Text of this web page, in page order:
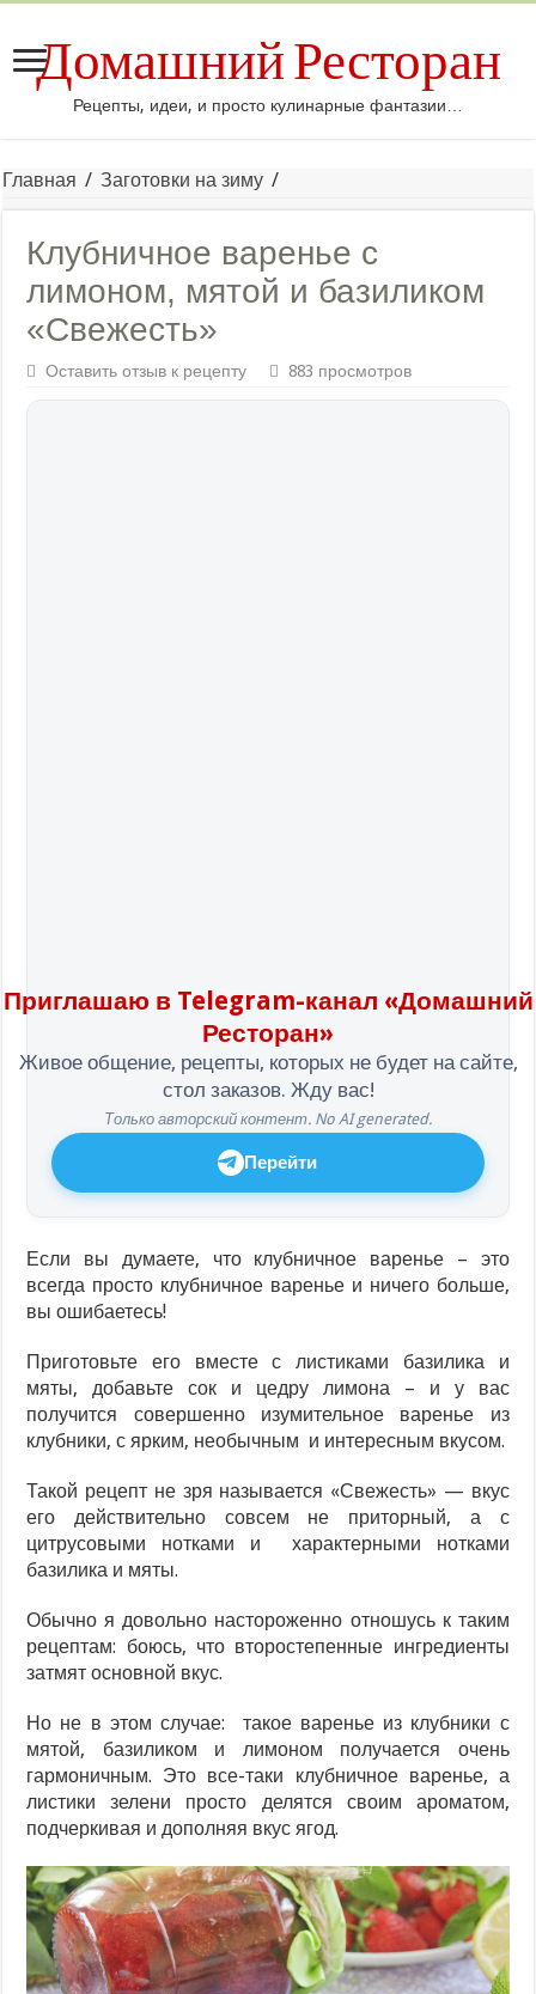
Домашний Ресторан
Рецепты, идеи, и просто кулинарные фантазии…
Главная / Заготовки на зиму /
Клубничное варенье с
лимоном, мятой и базиликом
«Свежесть»
Оставить отзыв к рецепту 883 просмотров
Приглашаю в Telegram-канал «Домашний
Ресторан»
Живое общение, рецепты, которых не будет на сайте,
стол заказов. Жду вас!
Только авторский контент. No AI generated.
Перейти
Если вы думаете, что клубничное варенье – это
всегда просто клубничное варенье и ничего больше,
вы ошибаетесь!
Приготовьте его вместе с листиками базилика и
мяты, добавьте сок и цедру лимона – и у вас
получится совершенно изумительное варенье из
клубники, с ярким, необычным и интересным вкусом.
Такой рецепт не зря называется «Свежесть» — вкус
его действительно совсем не приторный, а с
цитрусовыми нотками и характерными нотками
базилика и мяты.
Обычно я довольно настороженно отношусь к таким
рецептам: боюсь, что второстепенные ингредиенты
затмят основной вкус.
Но не в этом случае: такое варенье из клубники с
мятой, базиликом и лимоном получается очень
гармоничным. Это все-таки клубничное варенье, а
листики зелени просто делятся своим ароматом,
подчеркивая и дополняя вкус ягод.